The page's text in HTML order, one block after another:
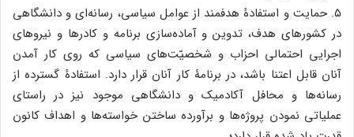
۵. حمایت و استفادۀ هدفمند از عوامل سیاسی، رسانه‌ای و دانشگاهی
در کشورهای هدف، تدوین و آماده‌سازی برنامه و کادر‌ها و نیرو‌های
اجرایی احتمالی احزاب و شخصیّت‌های سیاسی که روی کار آمدن
آنان قابل اعتنا باشد، در برنامۀ کار آنان قرار دارد. استفادۀ گسترده از
رسانه‌ها و محافل آکادمیک و دانشگاهی موجود نیز در راستای
عملیاتی نمودن پروژه‌ها و برآورده ساختن خواسته‌ها و اهداف کانون